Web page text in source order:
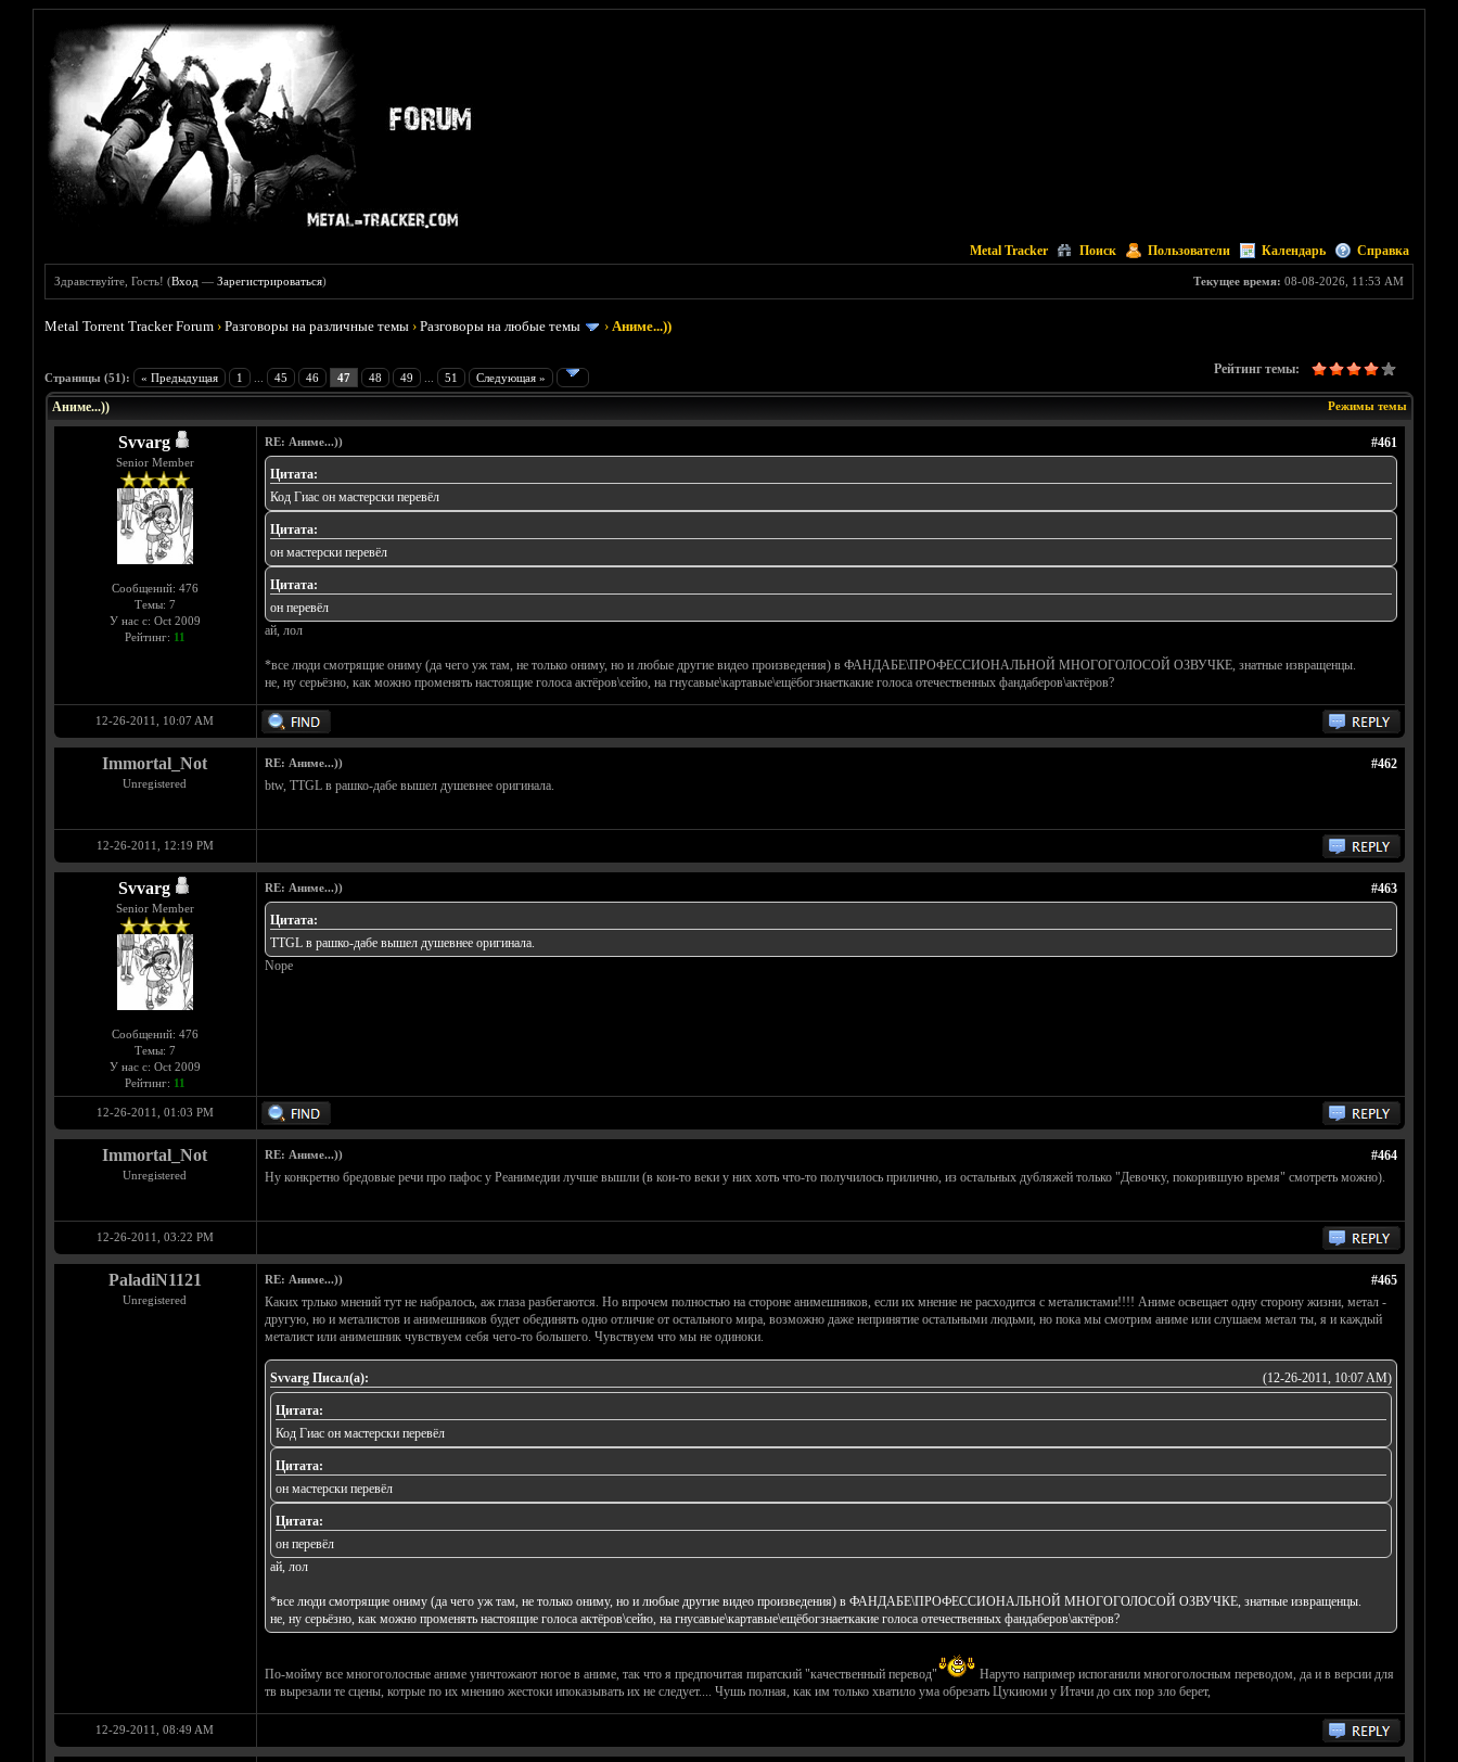
Metal Tracker Поиск Пользователи Календарь Справка
Текущее время: 08-08-2026, 11:53 AM
Здравствуйте, Гость! (Вход —Зарегистрироваться)
Metal Torrent Tracker Forum ›Разговоры на различные темы ›Разговоры на любые темы ›Аниме...))
Страницы (51): « Предыдущая 1 45 46 47 48 49 51 Следующая »
Рейтинг темы:
Голосов: 5 - Средняя оценка: 3.8
1
2
3
4
5
Режимы темы
Аниме...))
Svvarg
Senior Member
Сообщений: 476
Темы: 7
У нас с: Oct 2009
Рейтинг: 11
#461
RE: Аниме...))
Цитата:
Код Гиас он мастерски перевёл
Цитата:
он мастерски перевёл
Цитата:
он перевёл
ай, лол
*все люди смотрящие ониму (да чего уж там, не только ониму, но и любые другие видео произведения) в ФАНДАБЕ\ПРОФЕССИОНАЛЬНОЙ МНОГОГОЛОСОЙ ОЗВУЧКЕ, знатные извращенцы.
не, ну серьёзно, как можно променять настоящие голоса актёров\сейю, на гнусавые\картавые\ещёбогзнаеткакие голоса отечественных фандаберов\актёров?
12-26-2011, 10:07 AM
Immortal_Not
Unregistered
#462
RE: Аниме...))
btw, TTGL в рашко-дабе вышел душевнее оригинала.
12-26-2011, 12:19 PM
Svvarg
Senior Member
Сообщений: 476
Темы: 7
У нас с: Oct 2009
Рейтинг: 11
#463
RE: Аниме...))
Цитата:
TTGL в рашко-дабе вышел душевнее оригинала.
Nope
12-26-2011, 01:03 PM
Immortal_Not
Unregistered
#464
RE: Аниме...))
Ну конкретно бредовые речи про пафос у Реанимедии лучше вышли (в кои-то веки у них хоть что-то получилось прилично, из остальных дубляжей только "Девочку, покорившую время" смотреть можно).
12-26-2011, 03:22 PM
PaladiN1121
Unregistered
#465
RE: Аниме...))
Каких трлько мнений тут не набралось, аж глаза разбегаются. Но впрочем полностью на стороне анимешников, если их мнение не расходится с металистами!!!! Аниме освещает одну сторону жизни, метал -
другую, но и металистов и анимешников будет обединять одно отличие от остального мира, возможно даже непринятие остальными людьми, но пока мы смотрим аниме или слушаем метал ты, я и каждый
металист или анимешник чувствуем себя чего-то большего. Чувствуем что мы не одиноки.
(12-26-2011, 10:07 AM)
Svvarg Писал(а):
Цитата:
Код Гиас он мастерски перевёл
Цитата:
он мастерски перевёл
Цитата:
он перевёл
ай, лол
*все люди смотрящие ониму (да чего уж там, не только ониму, но и любые другие видео произведения) в ФАНДАБЕ\ПРОФЕССИОНАЛЬНОЙ МНОГОГОЛОСОЙ ОЗВУЧКЕ, знатные извращенцы.
не, ну серьёзно, как можно променять настоящие голоса актёров\сейю, на гнусавые\картавые\ещёбогзнаеткакие голоса отечественных фандаберов\актёров?
По-мойму все многоголосные аниме уничтожают ногое в аниме, так что я предпочитая пиратский "качественный перевод"
Наруто например испоганили многоголосным переводом, да и в версии для
тв вырезали те сцены, котрые по их мнению жестоки ипоказывать их не следует.... Чушь полная, как им только хватило ума обрезать Цукиюми у Итачи до сих пор зло берет,
12-29-2011, 08:49 AM